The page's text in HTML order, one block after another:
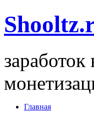
Главная